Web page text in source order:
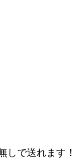
しで送れます！